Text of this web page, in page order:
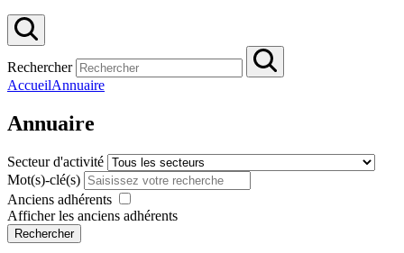
Rechercher
AccueilAnnuaire
Annuaire
Secteur d'activité
Mot(s)-clé(s)
Anciens adhérents
Afficher les anciens adhérents
Rechercher